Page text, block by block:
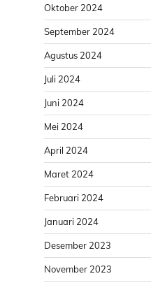
Oktober 2024
September 2024
Agustus 2024
Juli 2024
Juni 2024
Mei 2024
April 2024
Maret 2024
Februari 2024
Januari 2024
Desember 2023
November 2023